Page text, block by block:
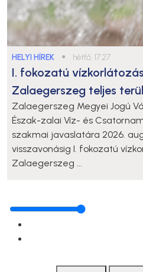
HELYI HÍREK ● hétfő, 17:27
I. fokozatú
Zalaegerszeg teljes
Zalaegerszeg Megyei Jogú
Észak-zalai Víz- és
szakmai javaslatára 2026.
visszavonásig I. fokozatú
Zalaegerszeg ...